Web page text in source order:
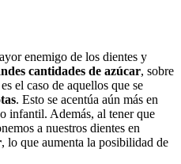
enemigo de los dientes y
cantidades de azúcar, sobre
el caso de aquellos que se
. Esto se acentúa aún más en
infantil. Además, al tener que
a nuestros dientes en
, lo que aumenta la posibilidad de